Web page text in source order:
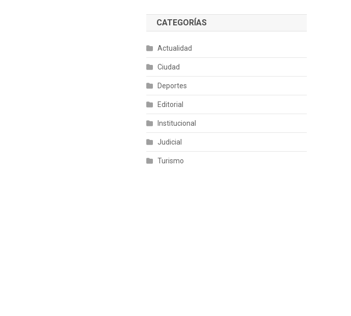
CATEGORÍAS
Actualidad
Ciudad
Deportes
Editorial
Institucional
Judicial
Turismo